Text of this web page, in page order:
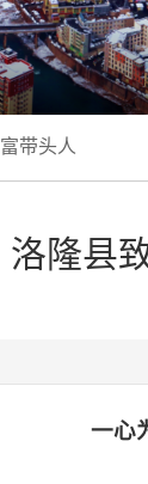
带头人
洛隆县
一心